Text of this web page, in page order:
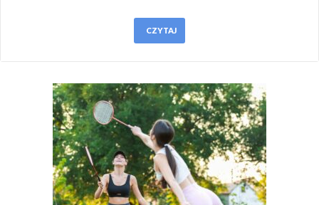
CZYTAJ